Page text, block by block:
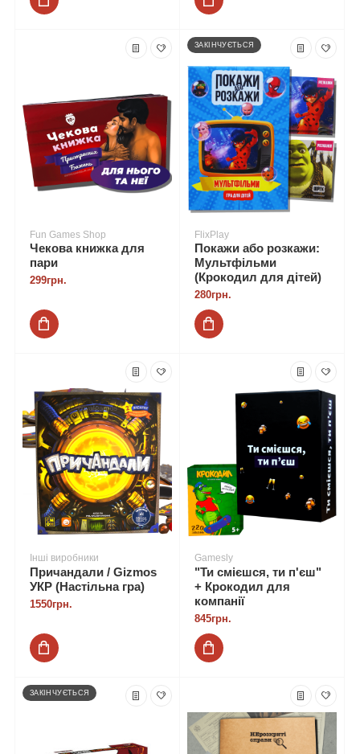
Fun Games Shop
Чекова книжка для
пари
299грн.
ЗАКІНЧУЄТЬСЯ
FlixPlay
Покажи або розкажи:
Мультфільми
(Крокодил для дітей)
280грн.
Інші виробники
Причандали / Gizmos
УКР (Настільна гра)
1550грн.
Gamesly
"Ти смієшся, ти п'єш"
+ Крокодил для
компанії
845грн.
ЗАКІНЧУЄТЬСЯ